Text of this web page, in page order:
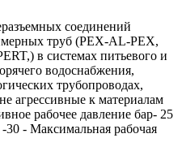
соединений
труб (PEX-AL-PEX,
в системах питьевого и
водоснабжения,
трубопроводах,
агрессивные к материалам
рабочее давление бар- 25
- Максимальная рабочая